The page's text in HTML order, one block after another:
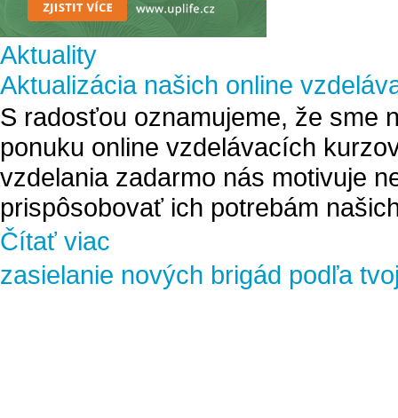
Aktuality
Aktualizácia našich online
S radosťou oznamujeme, že sme
ponuku online vzdelávacích
vzdelania zadarmo nás motivuje
prispôsobovať ich potrebám
Čítať viac
zasielanie nových brigád podľa